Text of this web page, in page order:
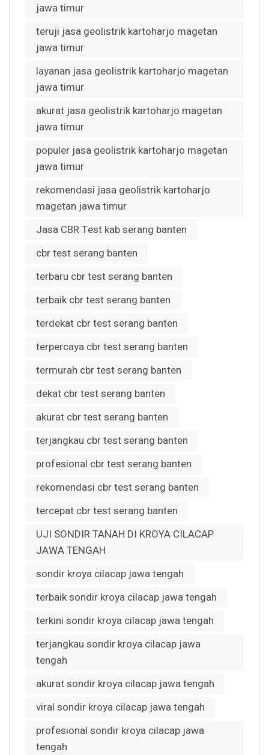
jawa timur
teruji jasa geolistrik kartoharjo magetan
jawa timur
layanan jasa geolistrik kartoharjo magetan
jawa timur
akurat jasa geolistrik kartoharjo magetan
jawa timur
populer jasa geolistrik kartoharjo magetan
jawa timur
rekomendasi jasa geolistrik kartoharjo
magetan jawa timur
Jasa CBR Test kab serang banten
cbr test serang banten
terbaru cbr test serang banten
terbaik cbr test serang banten
terdekat cbr test serang banten
terpercaya cbr test serang banten
termurah cbr test serang banten
dekat cbr test serang banten
akurat cbr test serang banten
terjangkau cbr test serang banten
profesional cbr test serang banten
rekomendasi cbr test serang banten
tercepat cbr test serang banten
UJI SONDIR TANAH DI KROYA CILACAP
JAWA TENGAH
sondir kroya cilacap jawa tengah
terbaik sondir kroya cilacap jawa tengah
terkini sondir kroya cilacap jawa tengah
terjangkau sondir kroya cilacap jawa
tengah
akurat sondir kroya cilacap jawa tengah
viral sondir kroya cilacap jawa tengah
profesional sondir kroya cilacap jawa
tengah